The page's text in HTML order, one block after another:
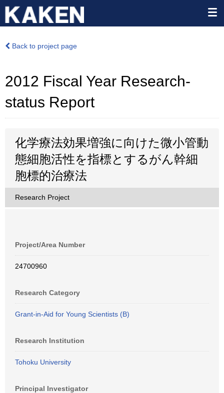
Back to project page
2012 Fiscal Year Research-
status Report
化学療法効果増強に向けた微小管動
態細胞活性を指標とするがん幹細
胞標的治療法
Research Project
Project/Area Number
24700960
Research Category
Grant-in-Aid for Young Scientists (B)
Research Institution
Tohoku University
Principal Investigator